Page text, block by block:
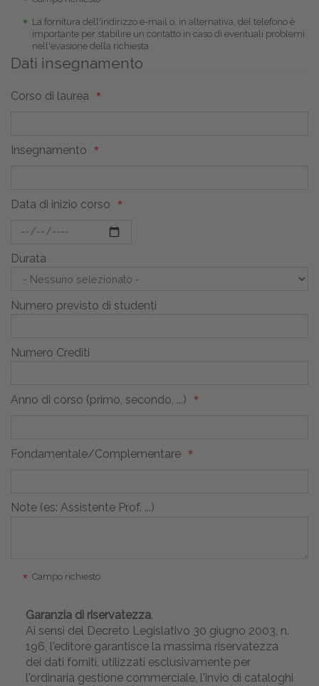
La fornitura dell'indirizzo e-mail o, in alternativa, del telefono è
importante per stabilire un contatto in caso di eventuali problemi
nell'evasione della richiesta
Dati insegnamento
Corso di laurea
Insegnamento
Data di inizio corso
Durata
Numero previsto di studenti
Numero Crediti
Anno di corso (primo, secondo, ...)
Fondamentale/Complementare
Note (es: Assistente Prof. ...)
Campo richiesto
Garanzia di riservatezza.
Ai sensi del Decreto Legislativo 30 giugno 2003, n.
196, l'editore garantisce la massima riservatezza
dei dati forniti, utilizzati esclusivamente per
l'ordinaria gestione commerciale, l'invio di cataloghi